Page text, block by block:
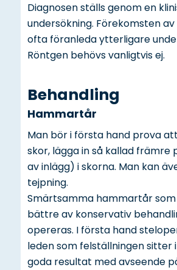
Diagnosen ställs genom en
undersökning. Förekomsten
ofta föranleda ytterligare
Röntgen behövs vanligtvis ej.
Behandling
Hammartår
Man bör i första hand prova
skor, lägga in så kallad
av inlägg) i skorna. Man kan
tejpning.
Smärtsamma hammartår
bättre av konservativ
opereras. I första hand
leden som felställningen sitter
goda resultat med avseende